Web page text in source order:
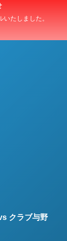
たしました。
U-15）大会
クラブ与野